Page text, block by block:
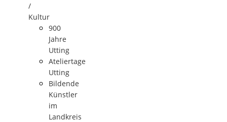
/
Kultur
900
Jahre
Utting
Ateliertage
Utting
Bildende
Künstler
im
Landkreis